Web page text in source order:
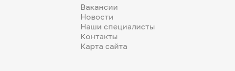
Вакансии
Новости
Наши специалисты
Контакты
Карта сайта